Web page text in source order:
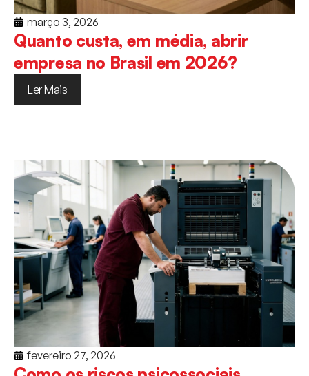
março 3, 2026
Quanto custa, em média, abrir
empresa no Brasil em 2026?
Ler Mais
fevereiro 27, 2026